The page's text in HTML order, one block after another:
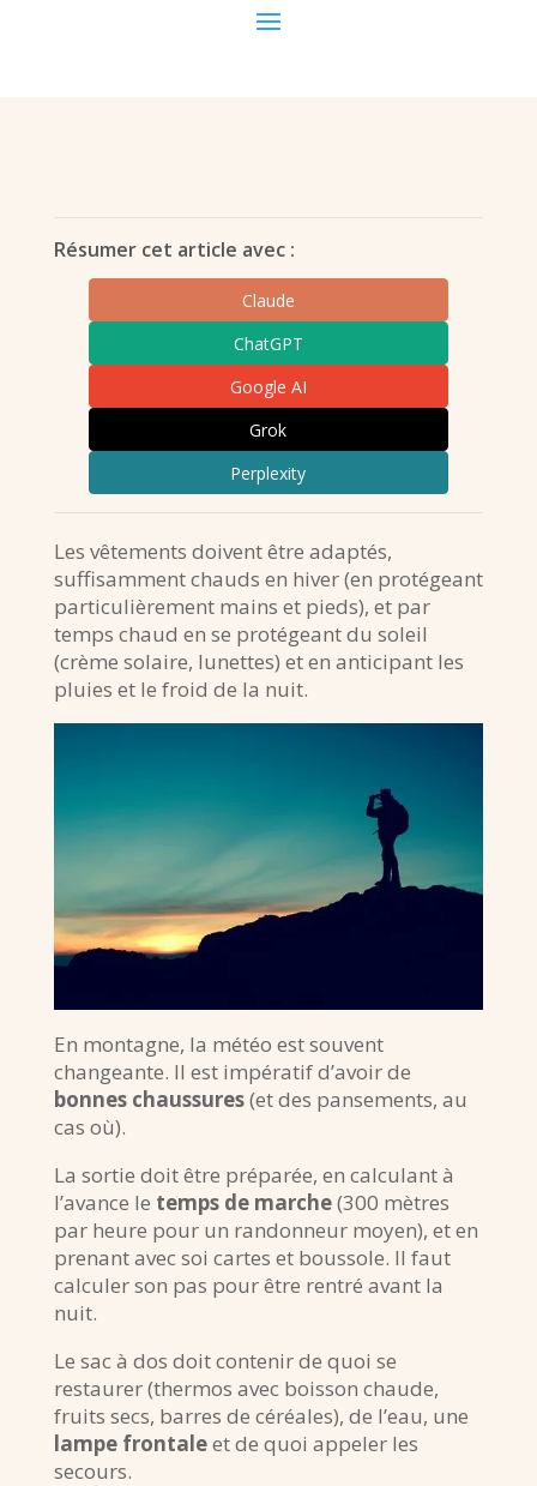
Résumer cet article avec :
Claude
ChatGPT
Google AI
Grok
Perplexity
Les vêtements doivent être adaptés,
suffisamment chauds en hiver (en protégeant
particulièrement mains et pieds), et par
temps chaud en se protégeant du soleil
(crème solaire, lunettes) et en anticipant les
pluies et le froid de la nuit.
En montagne, la météo est souvent
changeante. Il est impératif d’avoir de
bonnes chaussures(et des pansements, au
cas où).
La sortie doit être préparée, en calculant à
l’avance le temps de marche(300 mètres
par heure pour un randonneur moyen), et en
prenant avec soi cartes et boussole. Il faut
calculer son pas pour être rentré avant la
nuit.
Le sac à dos doit contenir de quoi se
restaurer (thermos avec boisson chaude,
fruits secs, barres de céréales), de l’eau, une
lampe frontaleet de quoi appeler les
secours.